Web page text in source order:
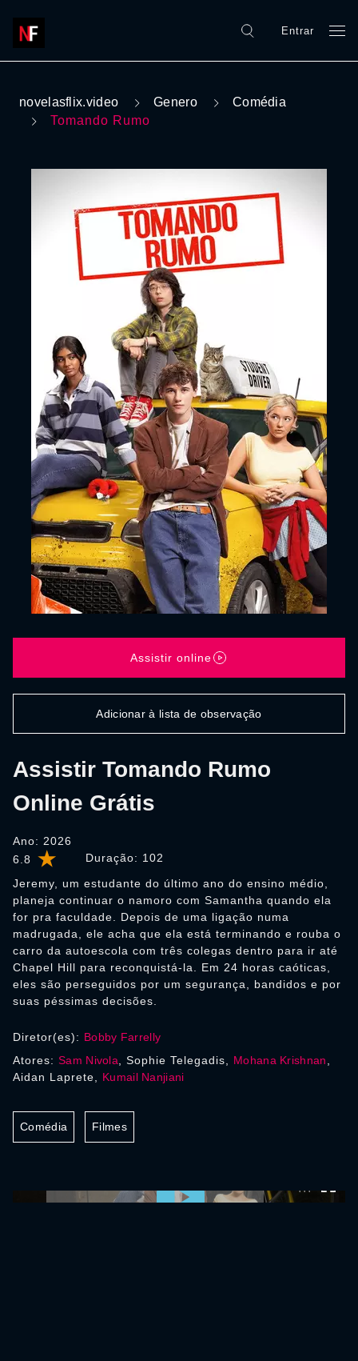
Entrar
novelasflix.video Genero
Comédia
Tomando Rumo
6.8 Duração: 102
Assistir Tomando Rumo
Online Grátis
Ano: 2026
Jeremy, um estudante do último ano do ensino médio,
planeja continuar o namoro com Samantha quando ela
for pra faculdade. Depois de uma ligação numa
madrugada, ele acha que ela está terminando e rouba o
carro da autoescola com três colegas dentro para ir até
Chapel Hill para reconquistá-la. Em 24 horas caóticas,
eles são perseguidos por um segurança, bandidos e por
suas péssimas decisões.
Assistir online
Adicionar à lista de observação
Diretor(es): Bobby Farrelly
Atores: Sam Nivola , Sophie Telegadis, Mohana Krishnan
Aidan Laprete, Kumail Nanjiani
Comédia Filmes